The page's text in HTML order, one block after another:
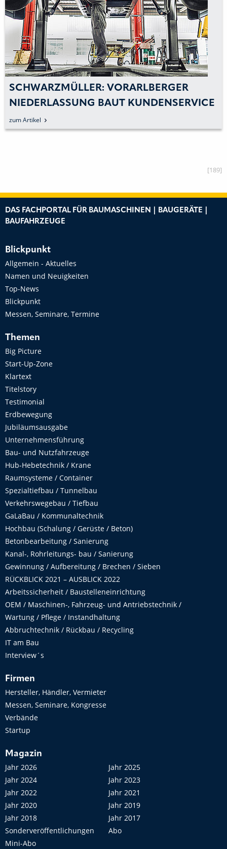
SCHWARZMÜLLER: VORARLBERGER
NIEDERLASSUNG BAUT KUNDENSERVICE
AUS
zum Artikel
[189]
DAS FACHPORTAL FÜR BAUMASCHINEN | BAUGERÄTE |
BAUFAHRZEUGE
Blickpunkt
Allgemein - Aktuelles
Namen und Neuigkeiten
Top-News
Blickpunkt
Messen, Seminare, Termine
Themen
Big Picture
Start-Up-Zone
Klartext
Titelstory
Testimonial
Erdbewegung
Jubiläumsausgabe
Unternehmensführung
Bau- und Nutzfahrzeuge
Hub-Hebetechnik / Krane
Raumsysteme / Container
Spezialtiefbau / Tunnelbau
Verkehrswegebau / Tiefbau
GaLaBau / Kommunaltechnik
Hochbau (Schalung / Gerüste / Beton)
Betonbearbeitung / Sanierung
Kanal-, Rohrleitungs- bau / Sanierung
Gewinnung / Aufbereitung / Brechen / Sieben
RÜCKBLICK 2021 – AUSBLICK 2022
Arbeitssicherheit / Baustelleneinrichtung
OEM / Maschinen-, Fahrzeug- und Antriebstechnik /
Wartung / Pflege / Instandhaltung
Abbruchtechnik / Rückbau / Recycling
IT am Bau
Interview´s
Firmen
Hersteller, Händler, Vermieter
Messen, Seminare, Kongresse
Verbände
Startup
Magazin
Jahr 2026
Jahr 2025
Jahr 2024
Jahr 2023
Jahr 2022
Jahr 2021
Jahr 2020
Jahr 2019
Jahr 2018
Jahr 2017
Sonderveröffentlichungen
Abo
Mini-Abo